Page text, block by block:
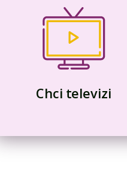
Chci televizi